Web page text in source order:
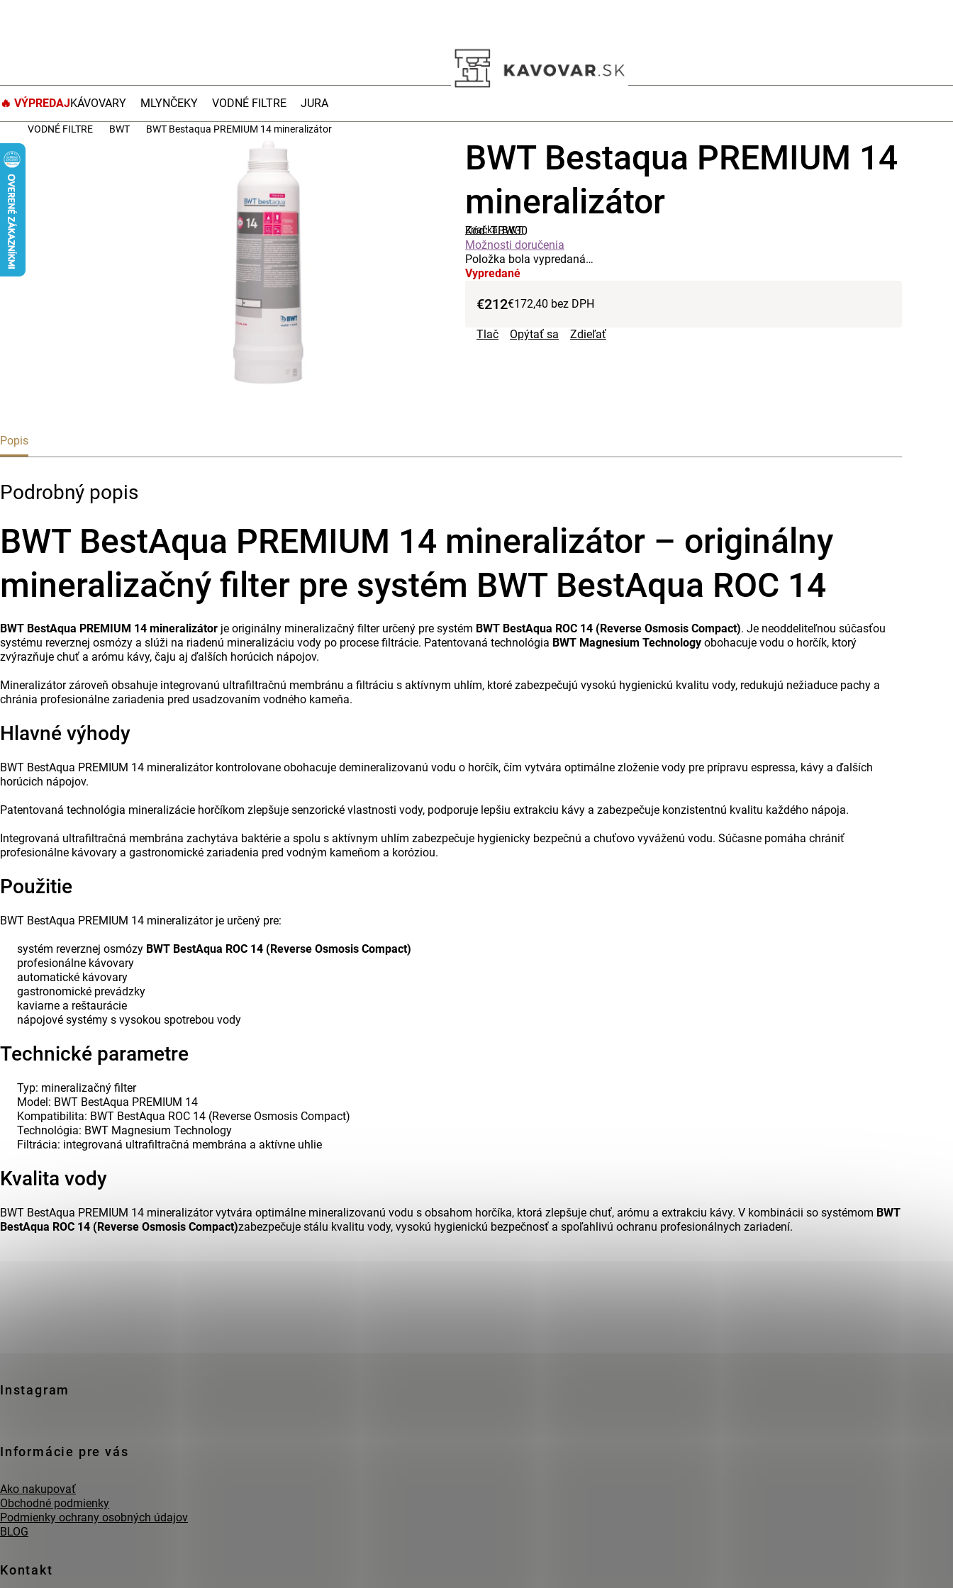
🔥 VÝPREDAJKÁVOVARY MLYNČEKY VODNÉ FILTRE JURA
VODNÉ FILTRE BWT BWT Bestaqua PREMIUM 14 mineralizátor
BWT Bestaqua PREMIUM 14
mineralizátor
Kód: TBW30
Značka:BWT
€212€172,40 bez DPH
Vypredané
Možnosti doručenia
Položka bola vypredaná…
Tlač Opýtať sa Zdieľať
Popis
Podrobný popis
BWT BestAqua PREMIUM 14 mineralizátor – originálny
mineralizačný filter pre systém BWT BestAqua ROC 14
BWT BestAqua PREMIUM 14 mineralizátor je originálny mineralizačný filter určený pre systém BWT BestAqua ROC 14 (Reverse Osmosis Compact). Je neoddeliteľnou súčasťou
systému reverznej osmózy a slúži na riadenú mineralizáciu vody po procese filtrácie. Patentovaná technológia BWT Magnesium Technology obohacuje vodu o horčík, ktorý
zvýrazňuje chuť a arómu kávy, čaju aj ďalších horúcich nápojov.
Mineralizátor zároveň obsahuje integrovanú ultrafiltračnú membránu a filtráciu s aktívnym uhlím, ktoré zabezpečujú vysokú hygienickú kvalitu vody, redukujú nežiaduce pachy a
chránia profesionálne zariadenia pred usadzovaním vodného kameňa.
Hlavné výhody
BWT BestAqua PREMIUM 14 mineralizátor kontrolovane obohacuje demineralizovanú vodu o horčík, čím vytvára optimálne zloženie vody pre prípravu espressa, kávy a ďalších
horúcich nápojov.
Patentovaná technológia mineralizácie horčíkom zlepšuje senzorické vlastnosti vody, podporuje lepšiu extrakciu kávy a zabezpečuje konzistentnú kvalitu každého nápoja.
Integrovaná ultrafiltračná membrána zachytáva baktérie a spolu s aktívnym uhlím zabezpečuje hygienicky bezpečnú a chuťovo vyváženú vodu. Súčasne pomáha chrániť
profesionálne kávovary a gastronomické zariadenia pred vodným kameňom a koróziou.
Použitie
BWT BestAqua PREMIUM 14 mineralizátor je určený pre:
systém reverznej osmózy BWT BestAqua ROC 14 (Reverse Osmosis Compact)
profesionálne kávovary
automatické kávovary
gastronomické prevádzky
kaviarne a reštaurácie
nápojové systémy s vysokou spotrebou vody
Technické parametre
Typ: mineralizačný filter
Model: BWT BestAqua PREMIUM 14
Kompatibilita: BWT BestAqua ROC 14 (Reverse Osmosis Compact)
Technológia: BWT Magnesium Technology
Filtrácia: integrovaná ultrafiltračná membrána a aktívne uhlie
Kvalita vody
BWT BestAqua PREMIUM 14 mineralizátor vytvára optimálne mineralizovanú vodu s obsahom horčíka, ktorá zlepšuje chuť, arómu a extrakciu kávy. V kombinácii so systémom BWT
BestAqua ROC 14 (Reverse Osmosis Compact)zabezpečuje stálu kvalitu vody, vysokú hygienickú bezpečnosť a spoľahlivú ochranu profesionálnych zariadení.
Zápätie
Instagram
Informácie pre vás
Ako nakupovať
Obchodné podmienky
Podmienky ochrany osobných údajov
BLOG
Kontakt